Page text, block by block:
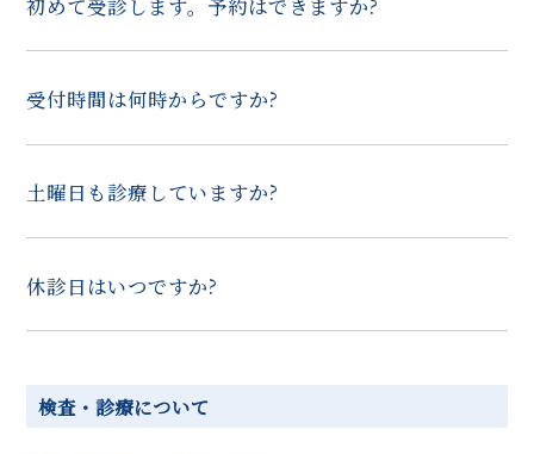
初めて受診します。予約はできますか?
受付時間は何時からですか?
土曜日も診療していますか?
休診日はいつですか?
検査・診療について